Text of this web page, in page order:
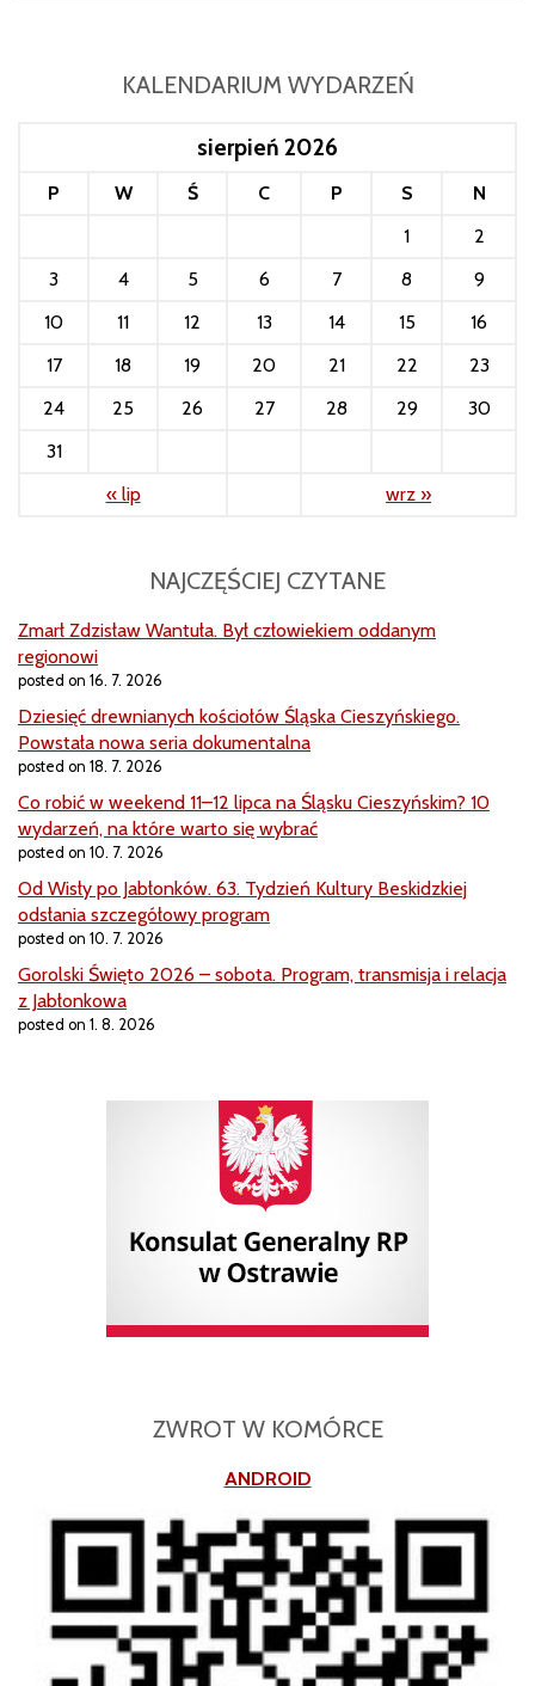
KALENDARIUM WYDARZEŃ
sierpień 2026
P W Ś C P S
N
1
2
3
4 5 6 7 8
9
10
11 12 13 14 15
16
17
18 19 20 21 22
23
24
25 26 27 28 29
30
31
« lip
wrz »
NAJCZĘŚCIEJ CZYTANE
Zmarł Zdzisław Wantuła. Był człowiekiem oddanym
regionowi
posted on 16. 7. 2026
Dziesięć drewnianych kościołów Śląska Cieszyńskiego.
Powstała nowa seria dokumentalna
posted on 18. 7. 2026
Co robić w weekend 11–12 lipca na Śląsku Cieszyńskim? 10
wydarzeń, na które warto się wybrać
posted on 10. 7. 2026
Od Wisły po Jabłonków. 63. Tydzień Kultury Beskidzkiej
odsłania szczegółowy program
posted on 10. 7. 2026
Gorolski Święto 2026 – sobota. Program, transmisja i relacja
z Jabłonkowa
posted on 1. 8. 2026
ZWROT W KOMÓRCE
ANDROID